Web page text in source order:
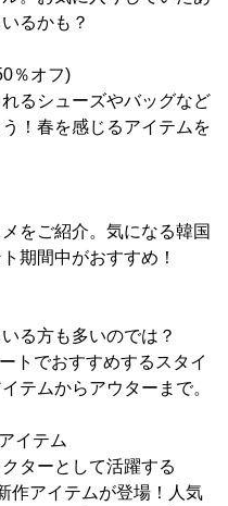
るかも？
％オフ)
るシューズやバッグなど
！春を感じるアイテムを
をご紹介。気になる韓国
期間中がおすすめ！
る方も多いのでは？
トでおすすめするスタイ
テムからアウターまで。
イテム
ターとして活躍する
作アイテムが登場！人気